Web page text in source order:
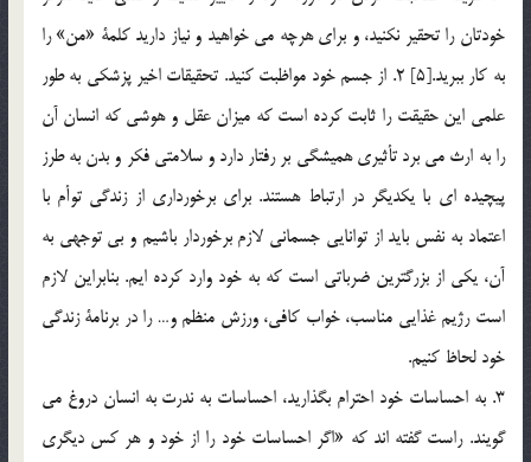
خودتان را تحقير نكنيد، و براي هرچه مي خواهيد و نياز داريد كلمة «من» را
به كار ببريد.[5] 2. از جسم خود مواظبت كنيد. تحقيقات اخير پزشكي به طور
علمي اين حقيقت را ثابت كرده است كه ميزان عقل و هوشي كه انسان آن
را به ارث مي برد تأثيري هميشگي بر رفتار دارد و سلامتي فكر و بدن به طرز
پيچيده اي با يكديگر در ارتباط هستند. براي برخورداري از زندگي توأم با
اعتماد به نفس بايد از توانايي جسماني لازم برخوردار باشيم و بي توجهي به
آن، يكي از بزرگترين ضرباتي است كه به خود وارد كرده ايم. بنابراين لازم
است رژيم غذايي مناسب، خواب كافي، ورزش منظم و… را در برنامة زندگي
خود لحاظ كنيم.
3. به احساسات خود احترام بگذاريد، احساسات به ندرت به انسان دروغ مي
گويند. راست گفته اند كه «اگر احساسات خود را از خود و هر كس ديگري